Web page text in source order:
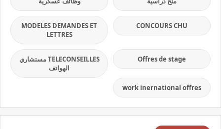
CONCOURS CHU
MODELES DEMANDES ET
LETTRES
Offres de stage
TELECONSEILLES مستشاري
الهواتف
work inernational offres